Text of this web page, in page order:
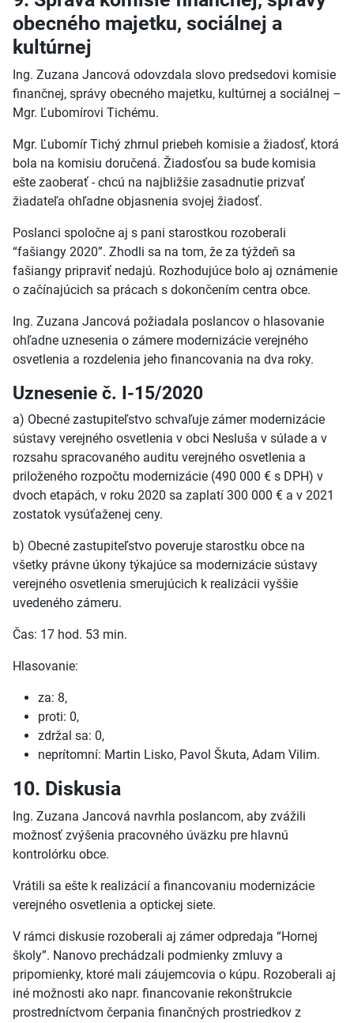
obecného majetku, sociálnej a
kultúrnej
Ing. Zuzana Jancová odovzdala slovo predsedovi komisie
finančnej, správy obecného majetku, kultúrnej a sociálnej –
Mgr. Ľubomírovi Tichému.
Mgr. Ľubomír Tichý zhrnul priebeh komisie a žiadosť, ktorá
bola na komisiu doručená. Žiadosťou sa bude komisia
ešte zaoberať - chcú na najbližšie zasadnutie prizvať
žiadateľa ohľadne objasnenia svojej žiadosť.
Poslanci spoločne aj s pani starostkou rozoberali
“fašiangy 2020”. Zhodli sa na tom, že za týždeň sa
fašiangy pripraviť nedajú. Rozhodujúce bolo aj oznámenie
o začínajúcich sa prácach s dokončením centra obce.
Ing. Zuzana Jancová požiadala poslancov o hlasovanie
ohľadne uznesenia o zámere modernizácie verejného
osvetlenia a rozdelenia jeho financovania na dva roky.
Uznesenie č. I-15/2020
a) Obecné zastupiteľstvo schvaľuje zámer modernizácie
sústavy verejného osvetlenia v obci Nesluša v súlade a v
rozsahu spracovaného auditu verejného osvetlenia a
priloženého rozpočtu modernizácie (490 000 € s DPH) v
dvoch etapách, v roku 2020 sa zaplatí 300 000 € a v 2021
zostatok vysúťaženej ceny.
b) Obecné zastupiteľstvo poveruje starostku obce na
všetky právne úkony týkajúce sa modernizácie sústavy
verejného osvetlenia smerujúcich k realizácii vyššie
uvedeného zámeru.
Čas: 17 hod. 53 min.
Hlasovanie:
za: 8,
proti: 0,
zdržal sa: 0,
neprítomní: Martin Lisko, Pavol Škuta, Adam Vilim.
10. Diskusia
Ing. Zuzana Jancová navrhla poslancom, aby zvážili
možnosť zvýšenia pracovného úväzku pre hlavnú
kontrolórku obce.
Vrátili sa ešte k realizácií a financovaniu modernizácie
verejného osvetlenia a optickej siete.
V rámci diskusie rozoberali aj zámer odpredaja “Hornej
školy”. Nanovo prechádzali podmienky zmluvy a
pripomienky, ktoré mali záujemcovia o kúpu. Rozoberali aj
iné možnosti ako napr. financovanie rekonštrukcie
prostredníctvom čerpania finančných prostriedkov z